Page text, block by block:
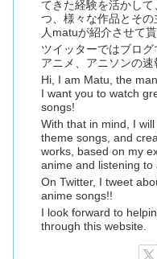
てきた経験を活かし
つ、様々な作品とそ
人matuが紹介させて貰
ツイッターではブロ
アニメ、アニソンの速
Hi, I am Matu, the
I want you to watch
songs!
With that in mind, I
theme songs, and
works, based on my
anime and listening to
On Twitter, I tweet
anime songs!!
I look forward to
through this website.